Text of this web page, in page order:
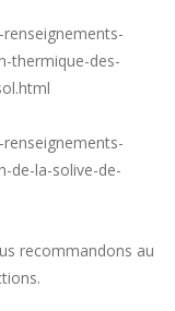
thermique-des-
de-la-solive-de-
recommandons au